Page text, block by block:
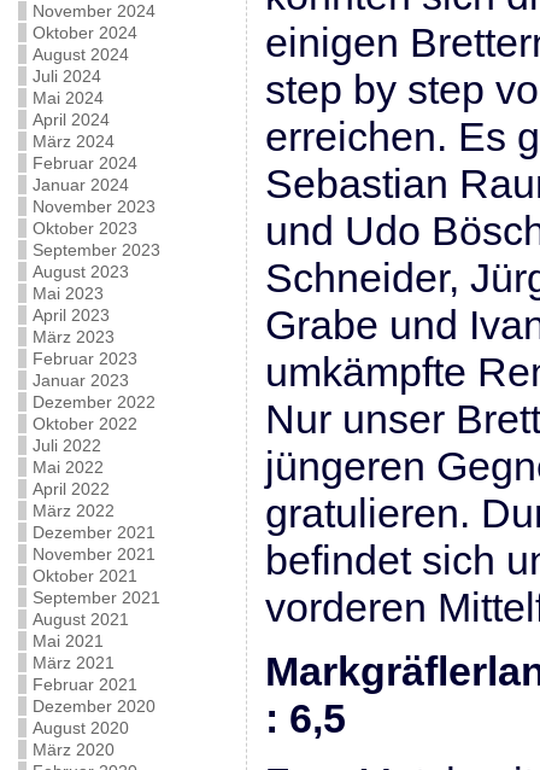
November 2024
Oktober 2024
August 2024
Juli 2024
Mai 2024
April 2024
März 2024
Februar 2024
Januar 2024
November 2023
Oktober 2023
September 2023
August 2023
Mai 2023
April 2023
März 2023
Februar 2023
Januar 2023
Dezember 2022
Oktober 2022
Juli 2022
Mai 2022
April 2022
März 2022
Dezember 2021
November 2021
Oktober 2021
September 2021
August 2021
Mai 2021
März 2021
Februar 2021
Dezember 2020
August 2020
März 2020
einigen
step by step
erreichen. Es
Sebastian
und Udo
Schneider,
Grabe und
umkämpfte
Nur unser
jüngeren
gratulieren.
befindet sich
vorderen
: 6,5